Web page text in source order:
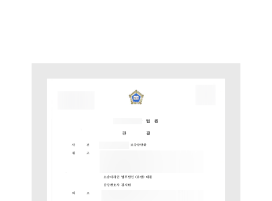
부동산전문변호사
소식/자료
공지사항
법률 블로그